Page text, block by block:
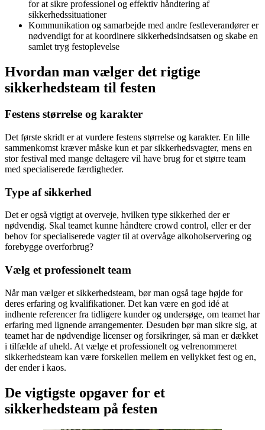
for at sikre professionel og effektiv håndtering af
sikkerhedssituationer
Kommunikation og samarbejde med andre festleverandører er
nødvendigt for at koordinere sikkerhedsindsatsen og skabe en
samlet tryg festoplevelse
Hvordan man vælger det rigtige
sikkerhedsteam til festen
Festens størrelse og karakter
Det første skridt er at vurdere festens størrelse og karakter. En lille
sammenkomst kræver måske kun et par sikkerhedsvagter, mens en
stor festival med mange deltagere vil have brug for et større team
med specialiserede færdigheder.
Type af sikkerhed
Det er også vigtigt at overveje, hvilken type sikkerhed der er
nødvendig. Skal teamet kunne håndtere crowd control, eller er der
behov for specialiserede vagter til at overvåge alkoholservering og
forebygge overforbrug?
Vælg et professionelt team
Når man vælger et sikkerhedsteam, bør man også tage højde for
deres erfaring og kvalifikationer. Det kan være en god idé at
indhente referencer fra tidligere kunder og undersøge, om teamet har
erfaring med lignende arrangementer. Desuden bør man sikre sig, at
teamet har de nødvendige licenser og forsikringer, så man er dækket
i tilfælde af uheld. At vælge et professionelt og velrenommeret
sikkerhedsteam kan være forskellen mellem en vellykket fest og en,
der ender i kaos.
De vigtigste opgaver for et
sikkerhedsteam på festen